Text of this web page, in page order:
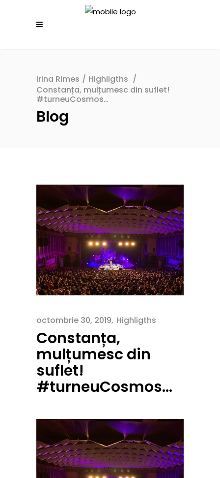
Irina Rimes / Highligths /
Constanța, mulțumesc din suflet!
#turneuCosmos…
Blog
octombrie 30, 2019 Highligths
Constanța,
mulțumesc din
suflet!
#turneuCosmos…